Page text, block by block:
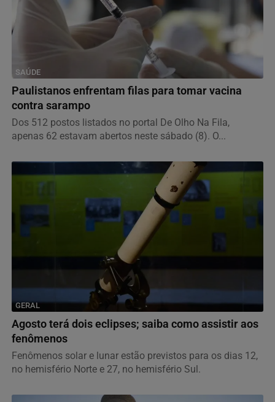
SAÚDE
Paulistanos enfrentam filas para tomar vacina
contra sarampo
Dos 512 postos listados no portal De Olho Na Fila,
apenas 62 estavam abertos neste sábado (8). O...
GERAL
Agosto terá dois eclipses; saiba como assistir aos
fenômenos
Fenômenos solar e lunar estão previstos para os dias 12,
no hemisfério Norte e 27, no hemisfério Sul.